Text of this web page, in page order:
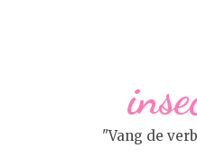
"Vang de